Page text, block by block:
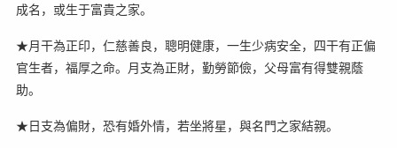
成名，或生于富貴之家。
★月干為正印，仁慈善良，聰明健康，一生少病安全，四干有正偏
官生者，福厚之命。月支為正財，勤勞節儉，父母富有得雙親蔭
助。
★日支為偏財，恐有婚外情，若坐將星，與名門之家結親。